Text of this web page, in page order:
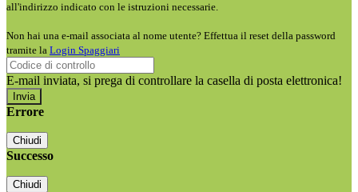
all'indirizzo indicato con le istruzioni necessarie.
Non hai una e-mail associata al nome utente? Effettua il reset della password
tramite la Login Spaggiari
E-mail inviata, si prega di controllare la casella di posta elettronica!
Errore
Chiudi
Successo
Chiudi